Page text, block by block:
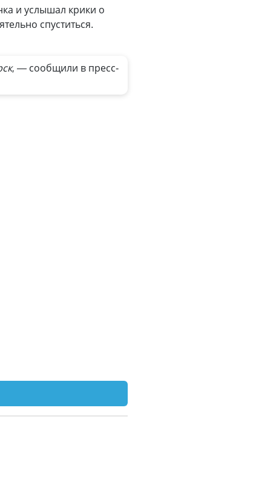
и услышал крики о
спуститься.
— сообщили в пресс-